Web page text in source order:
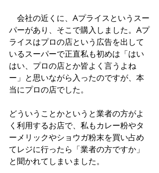
会社の近くに、Aプライスというスー
パーがあり、そこで購入しました。Aプ
ライスはプロの店という広告を出して
いるスーパーで正直私も初めは「はい
はい、プロの店とか皆よく言うよね
ー」と思いながら入ったのですが、本
当にプロの店でした。
どういうことかというと業者の方がよ
く利用するお店で、私もカレー粉やタ
ーメリックやショウガ粉末を買い占め
てレジに行ったら「業者の方ですか」
と聞かれてしまいました。